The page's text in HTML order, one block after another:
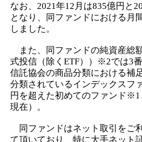
なお、2021年12月は835億円と
となり、同ファンドにおける月
しました。
また、同ファンドの純資産総
式投信（除くETF））※2では3
信託協会の商品分類における補
分類されているインデックスフ
円を超えた初めてのファンド※1
現在）。
同ファンドはネット取引をご
て頂いており、特に大手ネット